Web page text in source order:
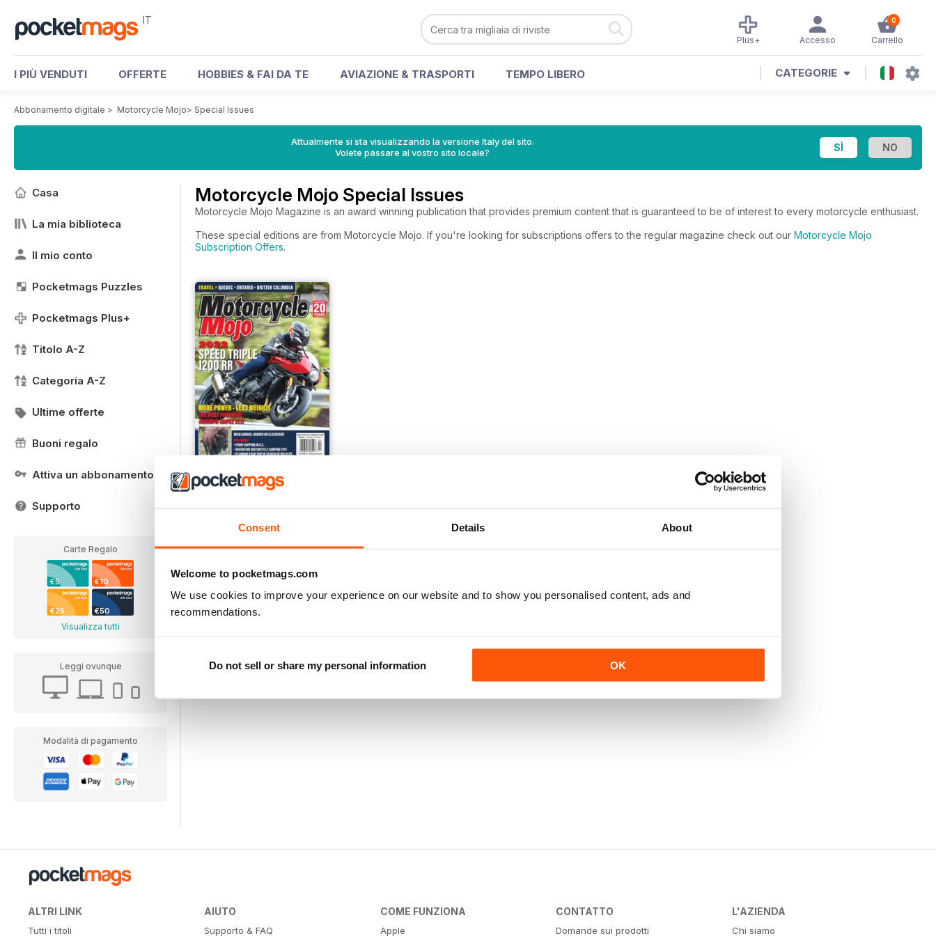
Consent Details About
Welcome to pocketmags.com
We use cookies to improve your experience on our website and to show you personalised content, ads and
recommendations.
Do not sell or share my personal information OK
IT 0
Carrello
Accesso
Plus+
I PIÙ VENDUTI OFFERTE HOBBIES & FAI DA TE AVIAZIONE & TRASPORTI TEMPO LIBERO CATEGORIE
Abbonamento digitale > Motorcycle Mojo> Special Issues
Attualmente si sta visualizzando la versione Italy del sito.
Volete passare al vostro sito locale?
Casa
La mia biblioteca
Il mio conto
Pocketmags Puzzles
Pocketmags Plus+
Titolo A-Z
Categoria A-Z
Ultime offerte
Buoni regalo
Attiva un abbonamento
Supporto
Carte Regalo
€5 €10
€25 €50
Visualizza tutti
Leggi ovunque
Modalità di pagamento
Motorcycle Mojo Special Issues
Motorcycle Mojo Magazine is an award winning publication that provides premium content that is guaranteed to be of interest to every motorcycle enthusiast.
These special editions are from Motorcycle Mojo. If you're looking for subscriptions offers to the regular magazine check out our Motorcycle Mojo
Subscription Offers.
FREE Sample Issue
ALTRI LINK
Tutti i titoli
AIUTO
Supporto & FAQ
COME FUNZIONA
Apple
CONTATTO
Domande sui prodotti
L'AZIENDA
Chi siamo